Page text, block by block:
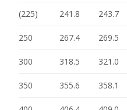
(225) 241.8 243.7
250 267.4 269.5
300 318.5 321.0
350 355.6 358.1